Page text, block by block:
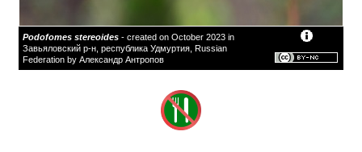
Podofomes stereoides - created on October 2023 in
Завьяловский р-н, республика Удмуртия, Russian
Federation by Александр Антропов